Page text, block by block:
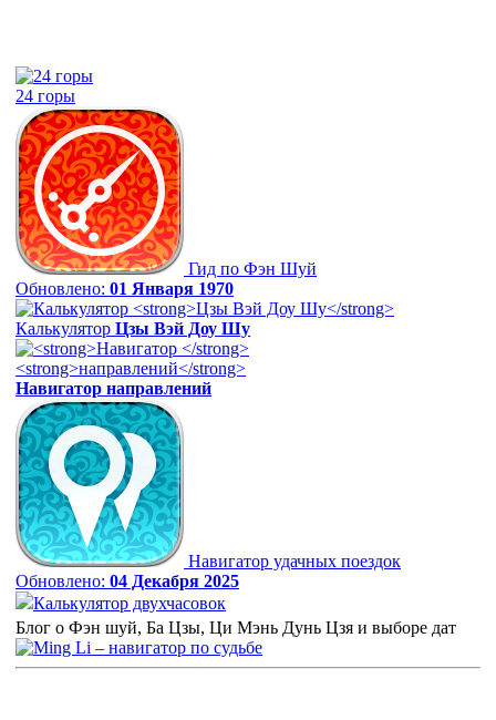
24 горы
Гид по Фэн Шуй
Обновлено: 01 Января 1970
Калькулятор Цзы Вэй Доу Шу
Навигатор направлений
Навигатор удачных поездок
Обновлено: 04 Декабря 2025
Калькулятор двухчасовок
Блог о Фэн шуй, Ба Цзы, Ци Мэнь Дунь Цзя и выборе дат